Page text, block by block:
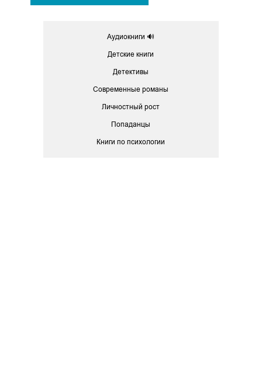
Аудиокниги 🔊
Детские книги
Детективы
Современные романы
Личностный рост
Попаданцы
Книги по психологии